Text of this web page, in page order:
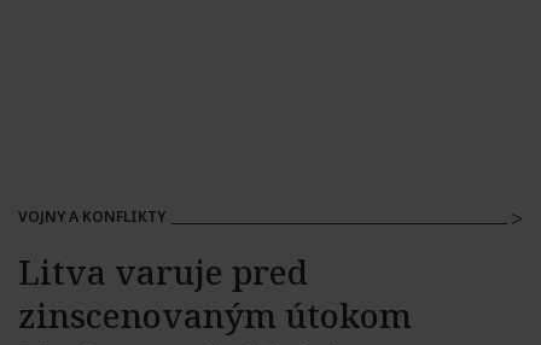
VOJNY A KONFLIKTY
Litva varuje pred
zinscenovaným útokom